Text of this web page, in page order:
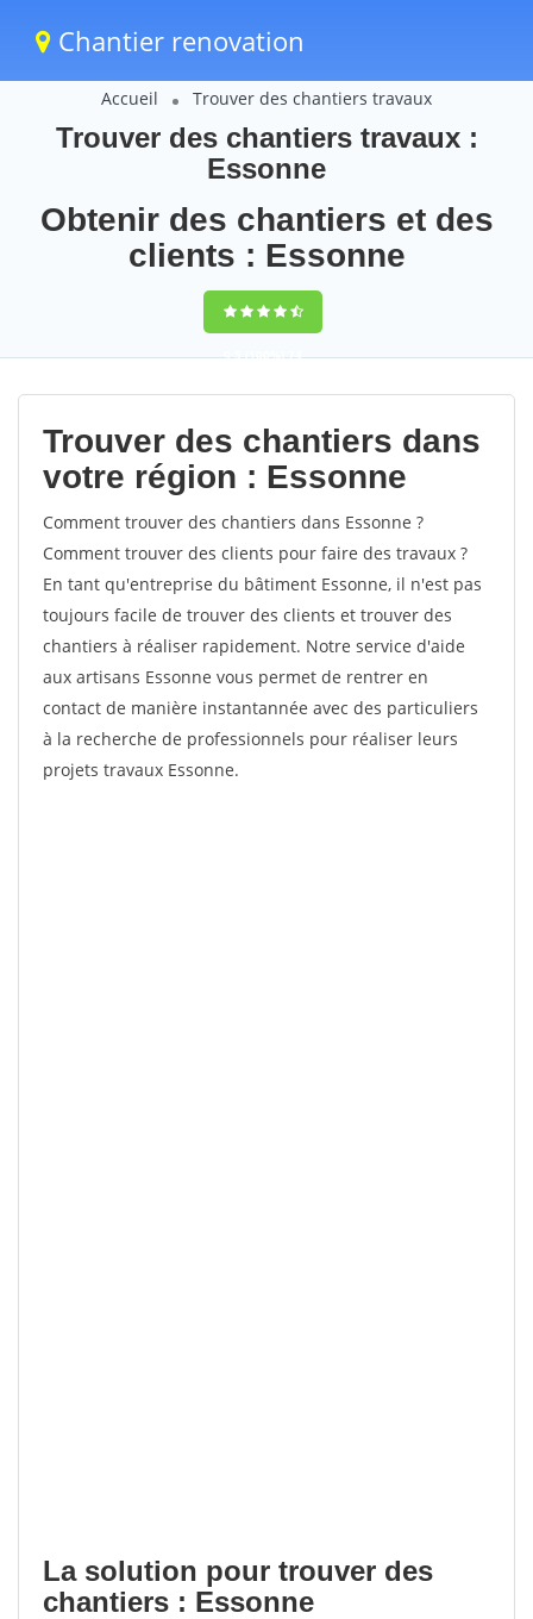
Chantier renovation
Accueil Trouver des chantiers travaux
Trouver des chantiers travaux :
Essonne
Obtenir des chantiers et des
clients : Essonne
9,5(100%)74
votes
Trouver des chantiers dans
votre région : Essonne
Comment trouver des chantiers dans Essonne ?
Comment trouver des clients pour faire des travaux ?
En tant qu'entreprise du bâtiment Essonne, il n'est pas
toujours facile de trouver des clients et trouver des
chantiers à réaliser rapidement. Notre service d'aide
aux artisans Essonne vous permet de rentrer en
contact de manière instantannée avec des particuliers
à la recherche de professionnels pour réaliser leurs
projets travaux Essonne.
La solution pour trouver des
chantiers : Essonne